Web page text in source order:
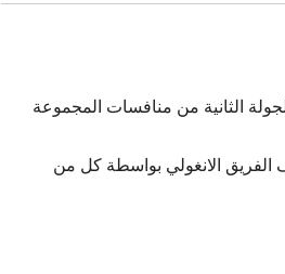
الانغولي 2-3 اليوم الأحد في اطار الجولة الثانية من منافسات المجموعة
جاءت اهداف الفريق الانغولي بواسطة كل من